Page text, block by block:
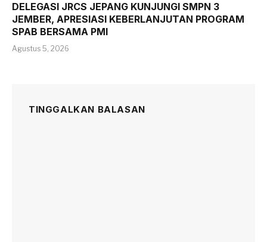
DELEGASI JRCS JEPANG KUNJUNGI SMPN 3
JEMBER, APRESIASI KEBERLANJUTAN PROGRAM
SPAB BERSAMA PMI
Agustus 5, 2026
TINGGALKAN BALASAN